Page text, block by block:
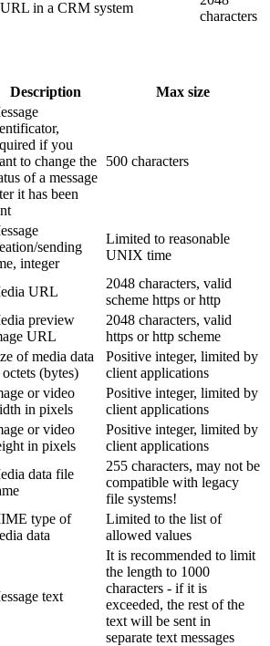
in a CRM system
characters
Description Max size
if you
to change the
of a message
it has been
500 characters
sending
integer
Limited to reasonable
UNIX time
URL
2048 characters, valid
scheme https or http
preview
URL
2048 characters, valid
https or http scheme
of media data
(bytes)
Positive integer, limited by
client applications
or video
in pixels
Positive integer, limited by
client applications
or video
in pixels
Positive integer, limited by
client applications
data file
255 characters, may not be
compatible with legacy
file systems!
type of
data
Limited to the list of
allowed values
text
It is recommended to limit
the length to 1000
characters - if it is
exceeded, the rest of the
text will be sent in
separate text messages